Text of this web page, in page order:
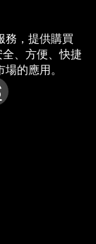
務，提供購買
、方便、快捷
的應用。